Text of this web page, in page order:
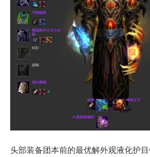
头部装备团本前的最优解外观液化护